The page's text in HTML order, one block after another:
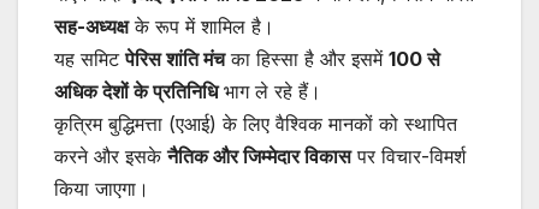
सह-अध्यक्षके रूप में शामिल है।
यह समिटपेरिस शांति मंचका हिस्सा है और इसमें 100 से
अधिक देशों के प्रतिनिधिभाग ले रहे हैं।
कृत्रिम बुद्धिमत्ता (एआई) के लिए वैश्विक मानकों को स्थापित
करने और इसकेनैतिक और जिम्मेदार विकासपर विचार-विमर्श
किया जाएगा।